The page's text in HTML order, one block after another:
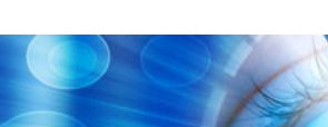
to
contentvinivida.lk